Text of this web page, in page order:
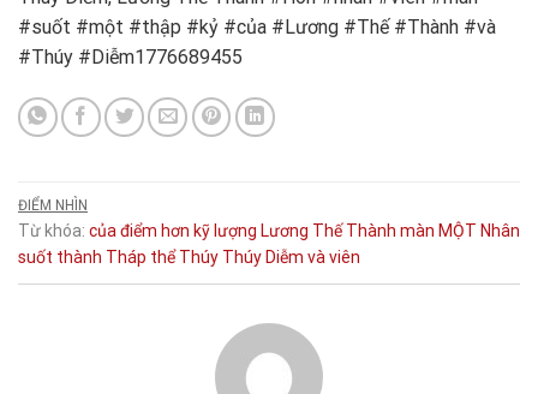
#suốt #một #thập #kỷ #của #Lương #Thế #Thành #và
#Thúy #Diễm1776689455
ĐIỂM NHÌN
Từ khóa: của điểm hơn kỹ lượng Lương Thế Thành màn MỘT Nhân
suốt thành Tháp thể Thúy Thúy Diễm và viên